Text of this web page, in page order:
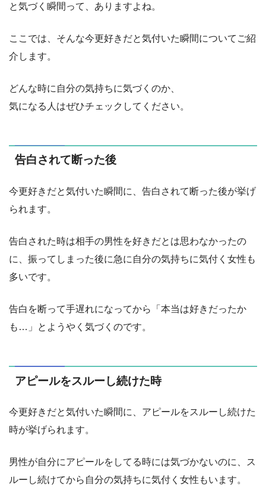
と気づく瞬間って、ありますよね。
ここでは、そんな今更好きだと気付いた瞬間についてご紹
介します。
どんな時に自分の気持ちに気づくのか、
気になる人はぜひチェックしてください。
告白されて断った後
今更好きだと気付いた瞬間に、告白されて断った後が挙げ
られます。
告白された時は相手の男性を好きだとは思わなかったの
に、振ってしまった後に急に自分の気持ちに気付く女性も
多いです。
告白を断って手遅れになってから「本当は好きだったか
も…」とようやく気づくのです。
アピールをスルーし続けた時
今更好きだと気付いた瞬間に、アピールをスルーし続けた
時が挙げられます。
男性が自分にアピールをしてる時には気づかないのに、ス
ルーし続けてから自分の気持ちに気付く女性もいます。